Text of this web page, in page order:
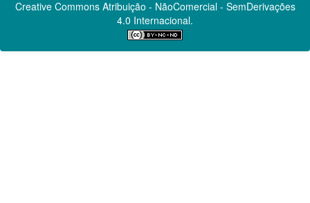
Creative CommonsAtribuição - NãoComercial - SemDerivações
4.0 Internacional.